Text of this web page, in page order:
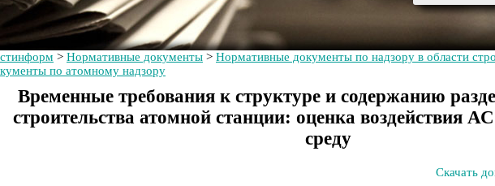
> Нормативные документы > Нормативные документы по надзору в области
по атомному надзору
Временные требования к структуре и содержанию
строительства атомной станции: оценка воздействия
среду
Скачать